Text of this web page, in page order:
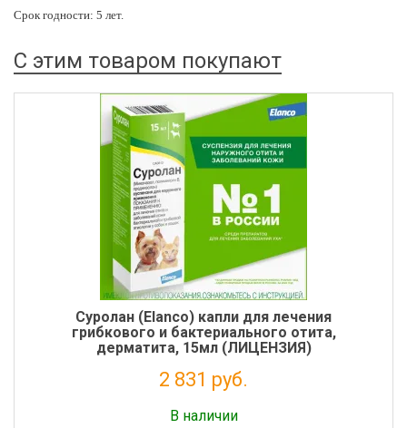
Срок годности: 5 лет.
С этим товаром покупают
Суролан (Elanco) капли для лечения
грибкового и бактериального отита,
дерматита, 15мл (ЛИЦЕНЗИЯ)
2 831 руб.
В наличии